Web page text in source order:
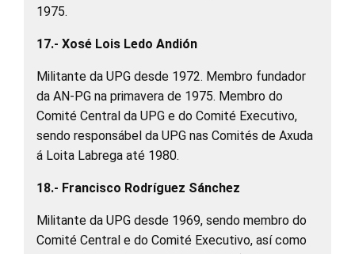
1975.
17.- Xosé Lois Ledo Andión
Militante da UPG desde 1972. Membro fundador
da AN-PG na primavera de 1975. Membro do
Comité Central da UPG e do Comité Executivo,
sendo responsábel da UPG nas Comités de Axuda
á Loita Labrega até 1980.
18.- Francisco Rodríguez Sánchez
Militante da UPG desde 1969, sendo membro do
Comité Central e do Comité Executivo, así como